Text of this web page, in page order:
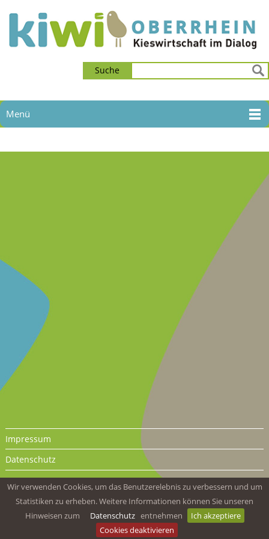
Wir verwenden Cookies, um das Benutzerelebnis zu verbessern und um
Statistiken zu erheben. Weitere Informationen können Sie unseren
Hinweisen zum
Datenschutz entnehmen
Ich akzeptiere
Cookies deaktivieren
Suche
Menü
Impressum
Datenschutz